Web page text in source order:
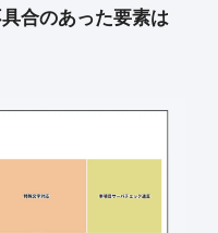
合のあった要素は